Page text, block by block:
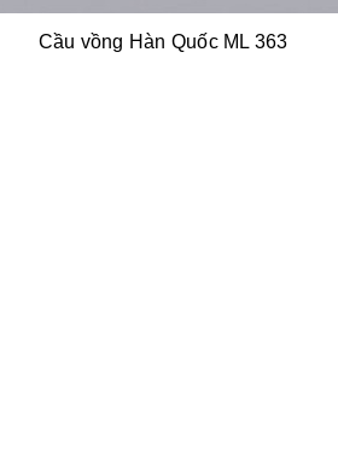
Cầu vồng Hàn Quốc ML 363